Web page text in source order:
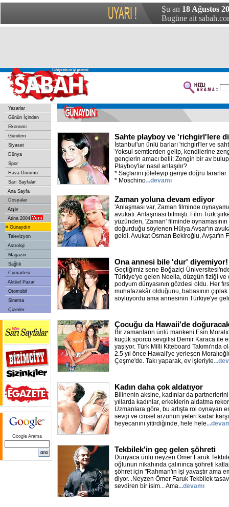
Şu an 18 Ağustos
Bugüne ait
Yazarlar
Günün İçinden
Ekonomi
Gündem
Siyaset
Dünya
Spor
Hava Durumu
Sarı Sayfalar
Ana Sayfa
Dosyalar
Arşiv
Atina 2004
» Günaydın
Televizyon
Astroloji
Magazin
Sağlık
Cumartesi
Aktüel Pazar
Otomobil
Sinema
Çizerler
Google Arama
Sahte playboy ve 'richgirl'lere
İstanbul'un ünlü barları 'richgirl'ler ve
Yoksul semtlerden gelip, kendilerine
gençlerin amacı belli: Zengin bir av
Playboy'lar nasıl anlaşılır?
* Saçlarını jöleleyip geriye doğru tararlar.
* Moschino...devamı
Zaman yoluna devam ediyor
'Anlaşması var, Zaman filminde
avukatı: Anlaşması bitmişti. Film Türk
yüzünden, 'Zaman' filminde oynamasının
doğurduğu söylenen Hülya Avşar'ın
geldi. Avukat Osman Bekiroğlu, Avşar'ın
Ona annesi bile 'dur' diyemiyor!
Geçtiğimiz sene Boğaziçi
Türkiye'ye gelen Noella, düzgün fiziği ve
podyum dünyasının gözdesi oldu. Her
muhafazakâr olduğunu, babasının çıplak
söylüyordu ama annesinin Türkiye'ye
Çocuğu da Hawaii'de
Bir zamanların ünlü mankeni Esin
küçük sporcu sevgilisi Demir Karaca ile
yaşıyor. Türk Milli Kiteboard Takımı'nda
2.5 yıl önce Hawaii'ye yerleşen
Çeşme'de. Takı yaparak, ev işleriyle
Kadın daha çok aldatıyor
Bilinenin aksine, kadınlar da
yıllarda kadınlar, erkeklerin aldatma
Uzmanlara göre, bu artışta rol oynayan
sevgi ve cinsel arzunun yeteri kadar
heyecanını yitirdiğinde, hele hele
Tekbilek'in geç gelen şöhreti
Dünyaca ünlü neyzen Ömer Faruk
oğlunun nikahında çalınınca şöhreti
şöhret için "Rahman'ın işi yavaştır ama
diyor. .Neyzen Ömer Faruk Tekbilek
sevdiren bir isim... Ama...devamı